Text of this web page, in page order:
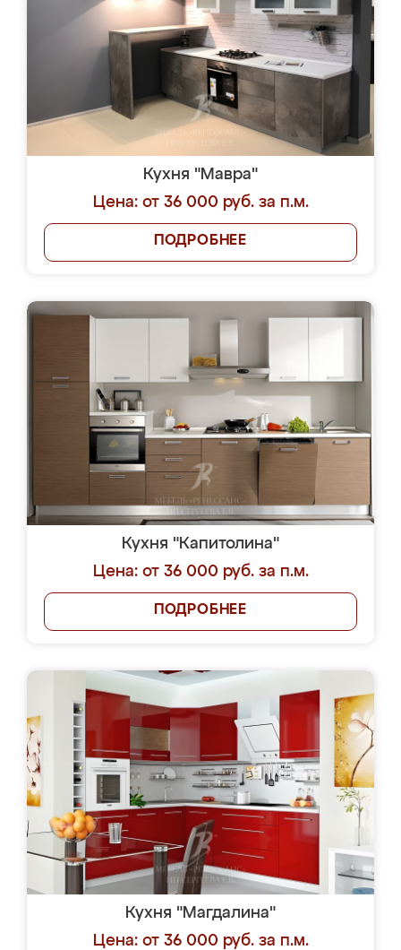
Кухня "Мавра"
Цена: от 36 000 руб. за п.м.
ПОДРОБНЕЕ
Кухня "Капитолина"
Цена: от 36 000 руб. за п.м.
ПОДРОБНЕЕ
Кухня "Магдалина"
Цена: от 36 000 руб. за п.м.